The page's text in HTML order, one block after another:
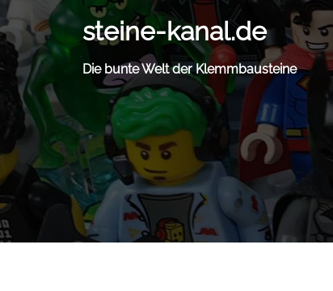
Zum
Inhalt
springen
steine-kanal.de
Die bunte Welt der Klemmbausteine